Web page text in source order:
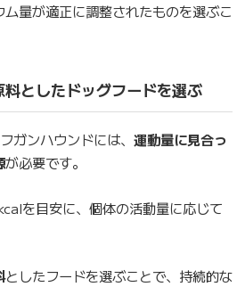
量が適正に調整されたものを選ぶこ
としたドッグフードを選ぶ
ガンハウンドには、 運動量に見合っ
が必要です。
を目安に、個体の活動量に応じて
としたフードを選ぶことで、持続的な